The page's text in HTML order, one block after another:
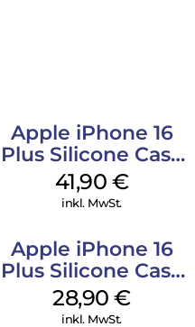
Apple iPhone 16
Plus Silicone Case
MagSafe Stone
Gray
41,90 €
inkl. MwSt.
Apple iPhone 16
Plus Silicone Case
MagSafe Black
28,90€
inkl. MwSt.